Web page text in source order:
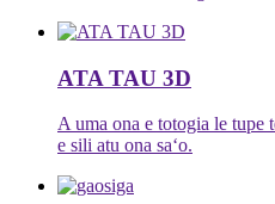
ATA TAU 3D
A uma ona e totogia le tupe
e sili atu ona saʻo.